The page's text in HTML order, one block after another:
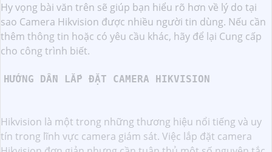
Hy vọng bài văn trên sẽ giúp bạn hiểu rõ hơn về lý do tại
sao Camera Hikvision được nhiều người tin dùng. Nếu cần
thêm thông tin hoặc có yêu cầu khác, hãy để lại Cung cấp
cho công trình biết.
HƯỚNG DẪN LẮP ĐẶT CAMERA HIKVISION
Hikvision là một trong những thương hiệu nổi tiếng và uy
tín trong lĩnh vực camera giám sát. Việc lắp đặt camera